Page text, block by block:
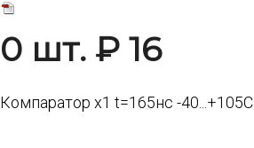
0 шт. ₽ 16
Компаратор x1 t=165нс -40...+105C